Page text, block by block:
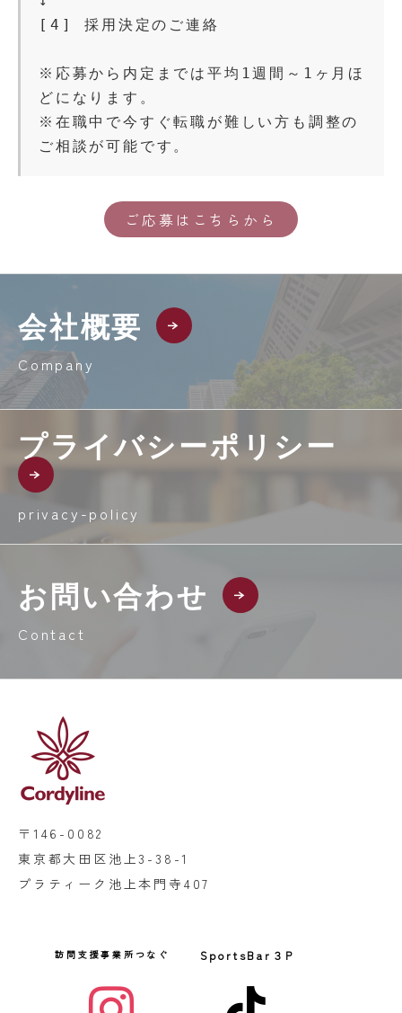
[4] 採用決定のご連絡
※応募から内定までは平均1週間～1ヶ月ほ
どになります。
※在職中で今すぐ転職が難しい方も調整の
ご相談が可能です。
ご応募はこちらから
会社概要
Company
プライバシーポリシー
privacy-policy
お問い合わせ
Contact
〒146-0082
東京都大田区池上3-38-1
プラティーク池上本門寺407